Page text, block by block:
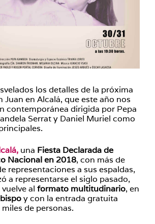
los detalles de la próxima
Juan en Alcalá, que este año nos
contemporánea dirigida por Pepa
Serrat y Daniel Muriel como
una Fiesta Declarada de
Nacional en 2018, con más de
representaciones a sus espaldas,
a representarse el siglo pasado,
al formato multitudinario, en
y con la entrada gratuita
de personas.